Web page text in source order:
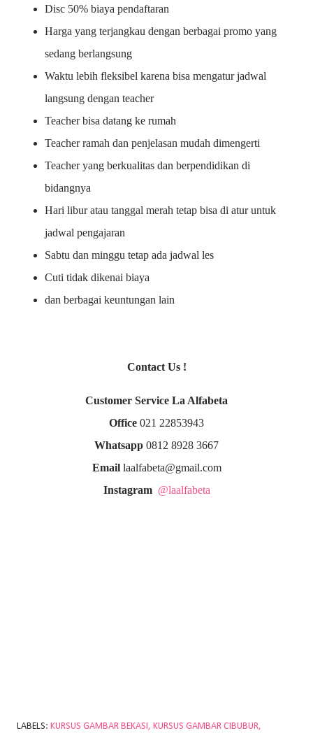
Disc 50% biaya pendaftaran
Harga yang terjangkau dengan berbagai promo yang
sedang berlangsung
Waktu lebih fleksibel karena bisa mengatur jadwal
langsung dengan teacher
Teacher bisa datang ke rumah
Teacher ramah dan penjelasan mudah dimengerti
Teacher yang berkualitas dan berpendidikan di
bidangnya
Hari libur atau tanggal merah tetap bisa di atur untuk
jadwal pengajaran
Sabtu dan minggu tetap ada jadwal les
Cuti tidak dikenai biaya
dan berbagai keuntungan lain
Contact Us !
Customer Service La Alfabeta
Office 021 22853943
Whatsapp 0812 8928 3667
Emaillaalfabeta@gmail.com
Instagram @laalfabeta
LABELS: KURSUS GAMBAR BEKASI KURSUS GAMBAR CIBUBUR